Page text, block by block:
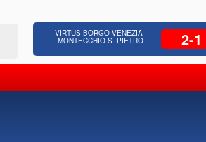
Opere pubbliche,
Opere idrauliche, Bonifica
VIRTUS BORGO VENEZIA -
MONTECCHIO S. PIETRO 2-1